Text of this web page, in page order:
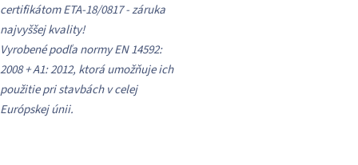
certifikátom ETA-18/0817 - záruka
najvyššej kvality!
Vyrobené podľa normy EN 14592:
2008 + A1: 2012, ktorá umožňuje ich
použitie pri stavbách v celej
Európskej únii.